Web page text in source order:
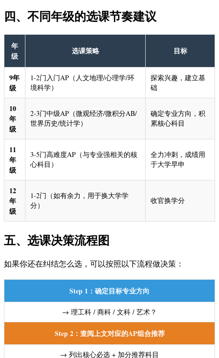
四、不同年级的选课节奏建议
年
级
选课策略 目标
9年
级
1-2门入门AP（人文地理/心理学/环
境科学）
探索兴趣，建立基
础
10
年
级
2-3门中级AP（微观经济/微积分AB/
世界历史/统计学）
确定专业方向，积
累核心科目
11
年
级
3-5门高难度AP（与专业强相关的核
心科目）
全力冲刺，成绩用
于大学早申
12
年
级
1-2门（如有余力，用于换大学学
分）
收官换学分
五、选课决策流程图
如果你还在纠结怎么选，可以按照以下流程做决策：
Step 1：确定目标专业方向
→ 理工科 / 商科 / 文科 / 艺术？
Step 2：查阅上文对应的AP组合推荐
→ 列出核心必选 + 加分推荐科目